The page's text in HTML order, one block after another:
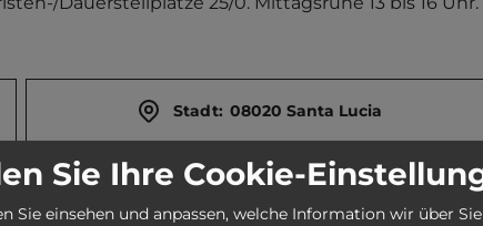
Stadt: 08020 Santa Lucia
Telefon: 0039 342 8149801
Sie Ihre Cookie-
Sie einsehen und anpassen, welche Information wir über